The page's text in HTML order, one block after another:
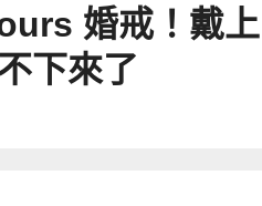
婚戒！戴上
下來了